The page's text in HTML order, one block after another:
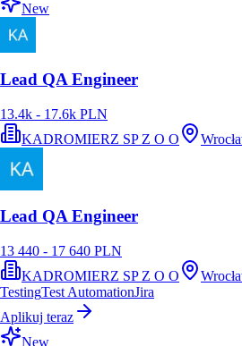
New
Lead QA Engineer
13.4k - 17.6k PLN
KADROMIERZ SP Z O O
Lead QA Engineer
13 440 - 17 640 PLN
KADROMIERZ SP Z O O
TestingTest AutomationJira
Aplikuj teraz
New